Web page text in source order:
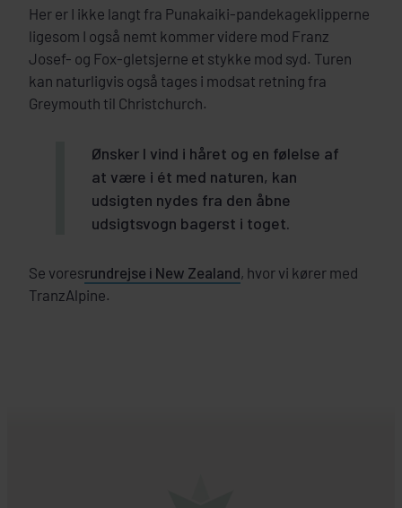
Her er I ikke langt fra Punakaiki-pandekageklipperne
ligesom I også nemt kommer videre mod Franz
Josef- og Fox-gletsjerne et stykke mod syd. Turen
kan naturligvis også tages i modsat retning fra
Greymouth til Christchurch.
Ønsker I vind i håret og en følelse af
at være i ét med naturen, kan
udsigten nydes fra den åbne
udsigtsvogn bagerst i toget.
Se voresrundrejse i New Zealand, hvor vi kører med
TranzAlpine.